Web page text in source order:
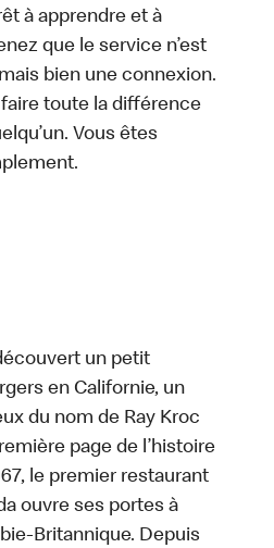
à apprendre et à
que le service n’est
bien une connexion.
faire toute la différence
Vous êtes
un petit
en Californie, un
du nom de Ray Kroc
page de l’histoire
le premier restaurant
ouvre ses portes à
Britannique. Depuis